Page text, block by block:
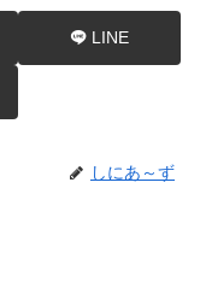
LINE
しにあ～ず